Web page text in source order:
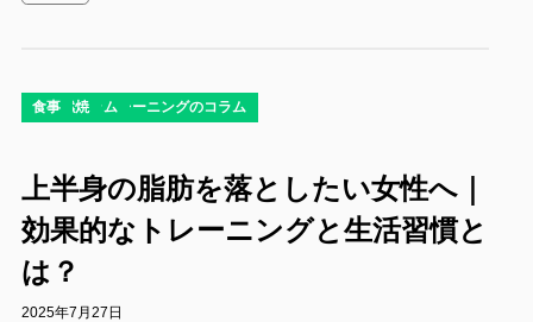
コラム
ダイエット
ダイエットコラム
ダイエットブログ
パーソナルトレーニングのコラム
ボディメイク
栄養バランス
筋トレコラム
脂肪燃焼
食事
上半身の脂肪を落としたい女性へ｜
効果的なトレーニングと生活習慣と
は？
2025年7月27日